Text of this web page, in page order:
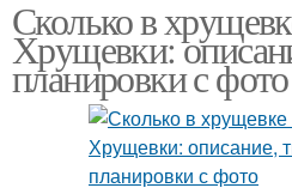
Сколько в
Хрущевки:
планировки с фото